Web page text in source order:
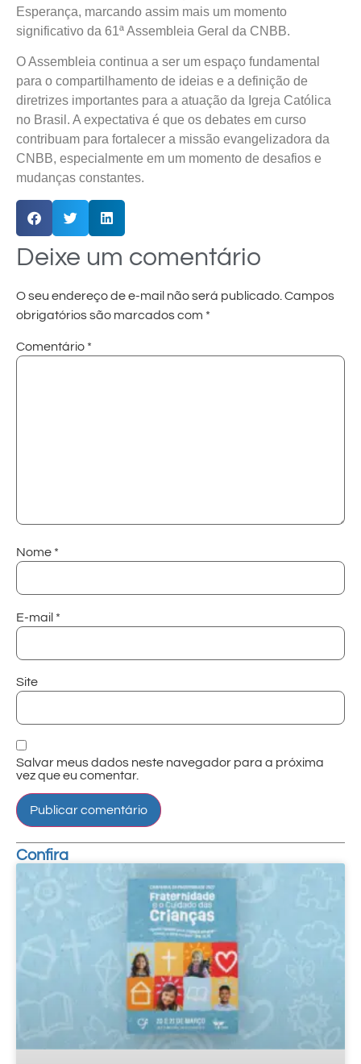
Esperança, marcando assim mais um momento
significativo da 61ª Assembleia Geral da CNBB.
O Assembleia continua a ser um espaço fundamental
para o compartilhamento de ideias e a definição de
diretrizes importantes para a atuação da Igreja Católica
no Brasil. A expectativa é que os debates em curso
contribuam para fortalecer a missão evangelizadora da
CNBB, especialmente em um momento de desafios e
mudanças constantes.
Deixe um comentário
O seu endereço de e-mail não será publicado. Campos
obrigatórios são marcados com *
Comentário *
Nome *
E-mail *
Site
Salvar meus dados neste navegador para a próxima
vez que eu comentar.
Confira